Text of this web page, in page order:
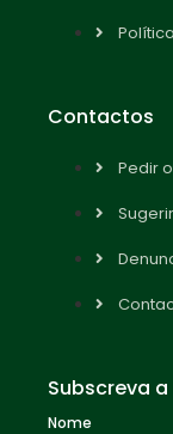
Contactos
Pedir
Subscreva
Nome